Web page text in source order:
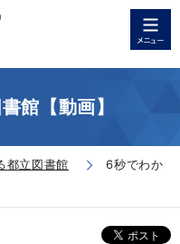
館【動画】
都立図書館
6秒でわか